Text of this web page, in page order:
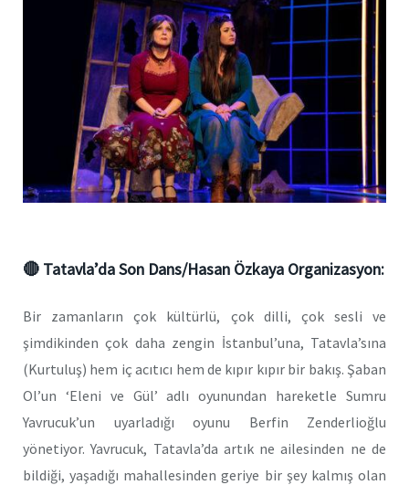
🔴 Tatavla’da Son Dans/Hasan Özkaya Organizasyon:
Bir zamanların çok kültürlü, çok dilli, çok sesli ve
şimdikinden çok daha zengin İstanbul’una, Tatavla’sına
(Kurtuluş) hem iç acıtıcı hem de kıpır kıpır bir bakış. Şaban
Ol’un ‘Eleni ve Gül’ adlı oyunundan hareketle Sumru
Yavrucuk’un uyarladığı oyunu Berfin Zenderlioğlu
yönetiyor. Yavrucuk, Tatavla’da artık ne ailesinden ne de
bildiği, yaşadığı mahallesinden geriye bir şey kalmış olan